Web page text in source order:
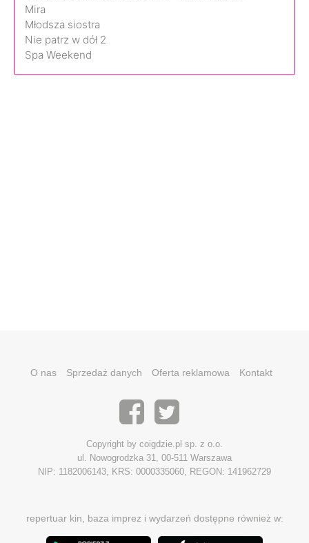
Mira
Młodsza siostra
Nie patrz w dół 2
Spa Weekend
O nas Sprzedaż danych Oferta reklamowa Kontakt
Copyright by coigdzie.pl sp. z o.o.
ul. Nowogrodzka 31, 00-511 Warszawa
NIP: 1182006143, KRS: 0000335060, REGON: 141962729
repertuar kin, baza imprez i wydarzeń dostępne również w: